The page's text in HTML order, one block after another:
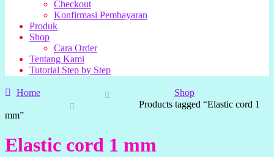
Checkout
Konfirmasi Pembayaran
Produk
Shop
Cara Order
Tentang Kami
Tutorial Step by Step
Home
Shop
Products tagged “Elastic cord 1
mm”
Elastic cord 1 mm